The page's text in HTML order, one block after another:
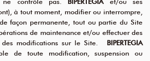
à tout moment, modifier ou interrompre,
façon permanente, tout ou partie du Site
de maintenance et/ou effectuer des
des modifications sur le Site. BIPERTEGIA
de toute modification, suspension ou